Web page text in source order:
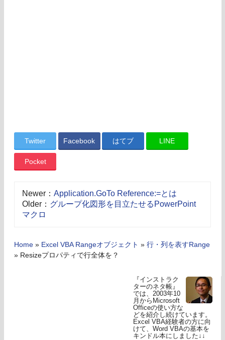
Twitter Facebook はてブ LINE
Pocket
Newer： Application.GoTo Reference:=とは
Older： グループ化図形を目立たせるPowerPoint
マクロ
Home » Excel VBA Rangeオブジェクト » 行・列を表すRange
» Resizeプロパティで行全体を？
『インストラク
ターのネタ帳』
では、2003年10
月からMicrosoft
Officeの使い方な
どを紹介し続けています。
Excel VBA経験者の方に向
けて、Word VBAの基本を
キンドル本にしました↓↓